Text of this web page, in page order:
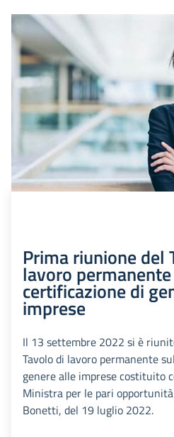
Prima riunione del
lavoro
certificazione di
imprese
Il 13 settembre 2022 si è
Tavolo di lavoro permanente
genere alle imprese costituito
Ministra per le pari
Bonetti, del 19 luglio 2022.